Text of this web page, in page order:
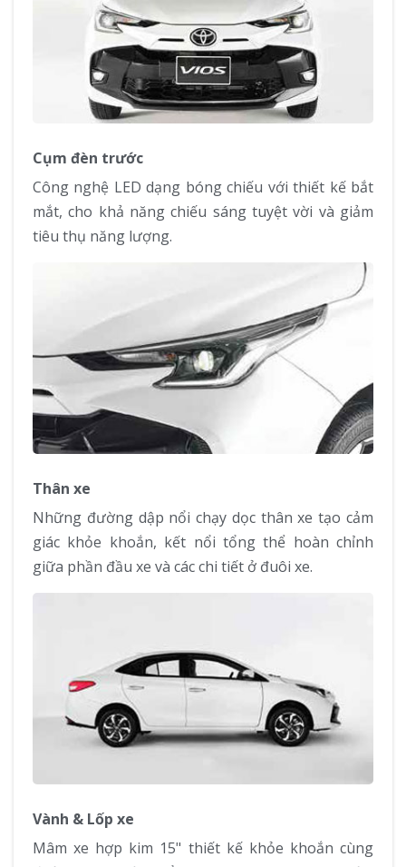
Cụm đèn trước
Công nghệ LED dạng bóng chiếu với thiết kế bắt
mắt, cho khả năng chiếu sáng tuyệt vời và giảm
tiêu thụ năng lượng.
Thân xe
Những đường dập nổi chạy dọc thân xe tạo cảm
giác khỏe khoắn, kết nổi tổng thể hoàn chỉnh
giữa phần đầu xe và các chi tiết ở đuôi xe.
Vành & Lốp xe
Mâm xe hợp kim 15" thiết kế khỏe khoắn cùng